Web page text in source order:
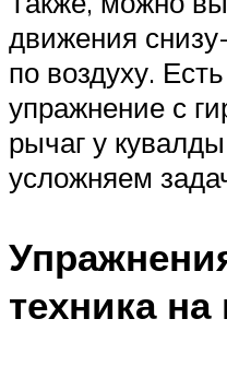
движения
по воздуху.
упражнение с
рычаг у
усложняем
техника